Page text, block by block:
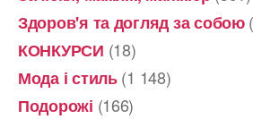
Здоров'я та догляд за собою
КОНКУРСИ (18)
Мода і стиль(1 148)
Подорожі (166)